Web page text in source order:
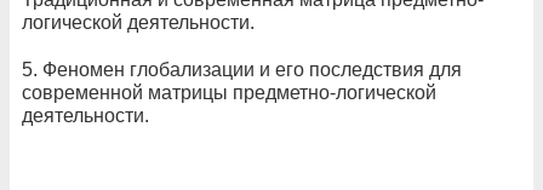
логической деятельности.
5. Феномен глобализации и его последствия для
современной матрицы предметно-логической
деятельности.